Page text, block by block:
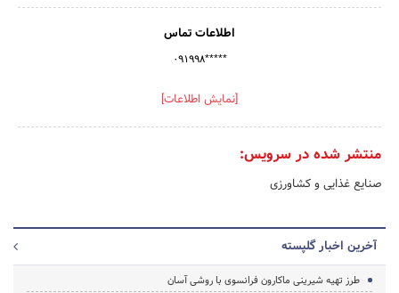
اطلاعات تماس
۰۹۱۹۹۸*****
[نمایش اطلاعات]
منتشر شده در سرویس:
صنایع غذایی و کشاورزی
آخرین اخبار گلپسته
طرز تهیه شیرینی ماکارون فرانسوی با روشی آسان